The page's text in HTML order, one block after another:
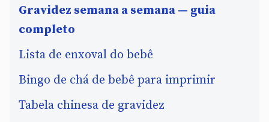
Gravidez semana a semana — guia
completo
Lista de enxoval do bebê
Bingo de chá de bebê para imprimir
Tabela chinesa de gravidez